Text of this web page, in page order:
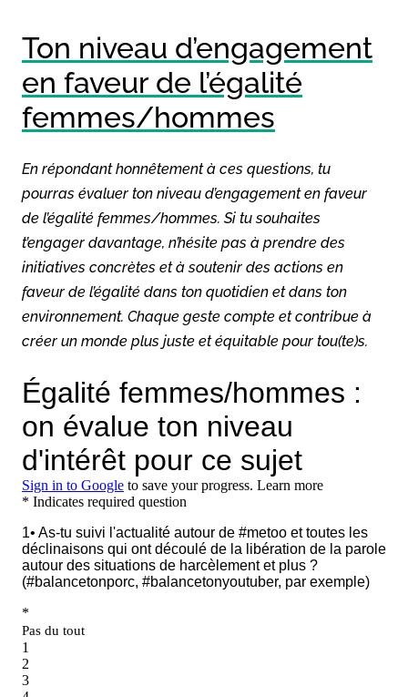
Ton niveau d’engagement
en faveur de l’égalité
femmes/hommes
En répondant honnêtement à ces questions, tu
pourras évaluer ton niveau d’engagement en faveur
de l’égalité femmes/hommes. Si tu souhaites
t’engager davantage, n’hésite pas à prendre des
initiatives concrètes et à soutenir des actions en
faveur de l’égalité dans ton quotidien et dans ton
environnement. Chaque geste compte et contribue à
créer un monde plus juste et équitable pour tou(te)s.